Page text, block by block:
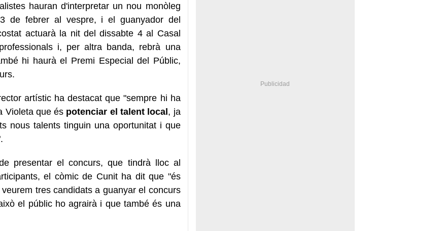
hauran d'interpretar un nou monòleg
de febrer al vespre, i el guanyador del
actuarà la nit del dissabte 4 al Casal
i, per altra banda, rebrà una
hi haurà el Premi Especial del Públic,
artístic ha destacat que "sempre hi ha
Violeta que és potenciar el talent local, ja
nous talents tinguin una oportunitat i que
presentar el concurs, que tindrà lloc al
el còmic de Cunit ha dit que "és
tres candidats a guanyar el concurs
el públic ho agrairà i que també és una